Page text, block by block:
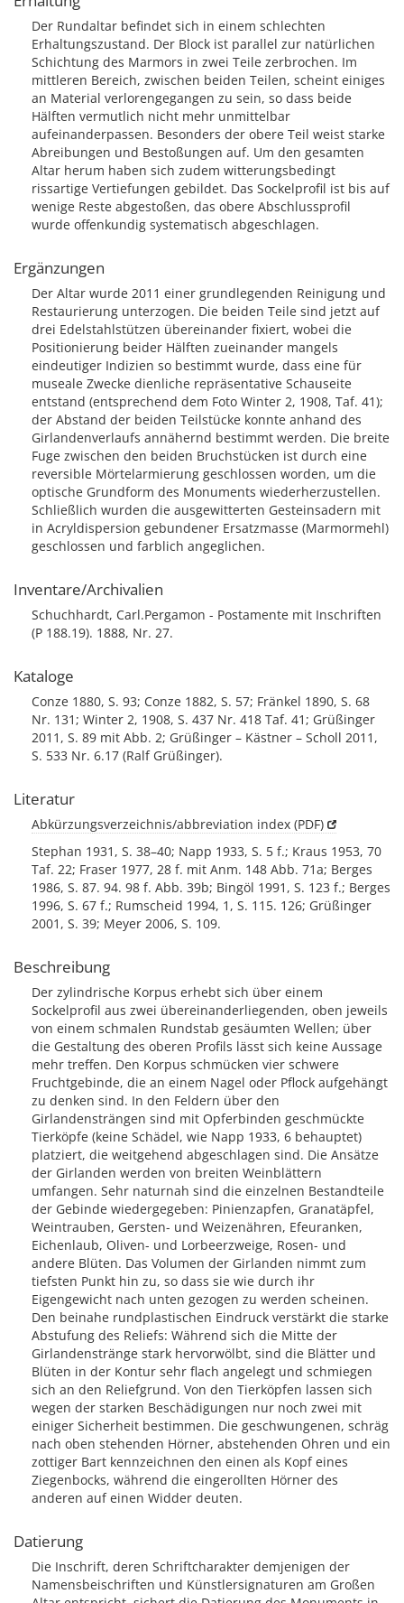
Der Rundaltar befindet sich in einem schlechten
Erhaltungszustand. Der Block ist parallel zur natürlichen
Schichtung des Marmors in zwei Teile zerbrochen. Im
mittleren Bereich, zwischen beiden Teilen, scheint einiges
an Material verlorengegangen zu sein, so dass beide
Hälften vermutlich nicht mehr unmittelbar
aufeinanderpassen. Besonders der obere Teil weist starke
Abreibungen und Bestoßungen auf. Um den gesamten
Altar herum haben sich zudem witterungsbedingt
rissartige Vertiefungen gebildet. Das Sockelprofil ist bis auf
wenige Reste abgestoßen, das obere Abschlussprofil
wurde offenkundig systematisch abgeschlagen.
Ergänzungen
Der Altar wurde 2011 einer grundlegenden Reinigung und
Restaurierung unterzogen. Die beiden Teile sind jetzt auf
drei Edelstahlstützen übereinander fixiert, wobei die
Positionierung beider Hälften zueinander mangels
eindeutiger Indizien so bestimmt wurde, dass eine für
museale Zwecke dienliche repräsentative Schauseite
entstand (entsprechend dem Foto Winter 2, 1908, Taf. 41);
der Abstand der beiden Teilstücke konnte anhand des
Girlandenverlaufs annähernd bestimmt werden. Die breite
Fuge zwischen den beiden Bruchstücken ist durch eine
reversible Mörtelarmierung geschlossen worden, um die
optische Grundform des Monuments wiederherzustellen.
Schließlich wurden die ausgewitterten Gesteinsadern mit
in Acryldispersion gebundener Ersatzmasse (Marmormehl)
geschlossen und farblich angeglichen.
Inventare/Archivalien
Schuchhardt, Carl.Pergamon - Postamente mit Inschriften
(P 188.19). 1888, Nr. 27.
Kataloge
Conze 1880, S. 93; Conze 1882, S. 57; Fränkel 1890, S. 68
Nr. 131; Winter 2, 1908, S. 437 Nr. 418 Taf. 41; Grüßinger
2011, S. 89 mit Abb. 2; Grüßinger – Kästner – Scholl 2011,
S. 533 Nr. 6.17 (Ralf Grüßinger).
Literatur
Abkürzungsverzeichnis/abbreviation index (PDF)
Stephan 1931, S. 38–40; Napp 1933, S. 5 f.; Kraus 1953, 70
Taf. 22; Fraser 1977, 28 f. mit Anm. 148 Abb. 71a; Berges
1986, S. 87. 94. 98 f. Abb. 39b; Bingöl 1991, S. 123 f.; Berges
1996, S. 67 f.; Rumscheid 1994, 1, S. 115. 126; Grüßinger
2001, S. 39; Meyer 2006, S. 109.
Beschreibung
Der zylindrische Korpus erhebt sich über einem
Sockelprofil aus zwei übereinanderliegenden, oben jeweils
von einem schmalen Rundstab gesäumten Wellen; über
die Gestaltung des oberen Profils lässt sich keine Aussage
mehr treffen. Den Korpus schmücken vier schwere
Fruchtgebinde, die an einem Nagel oder Pflock aufgehängt
zu denken sind. In den Feldern über den
Girlandensträngen sind mit Opferbinden geschmückte
Tierköpfe (keine Schädel, wie Napp 1933, 6 behauptet)
platziert, die weitgehend abgeschlagen sind. Die Ansätze
der Girlanden werden von breiten Weinblättern
umfangen. Sehr naturnah sind die einzelnen Bestandteile
der Gebinde wiedergegeben: Pinienzapfen, Granatäpfel,
Weintrauben, Gersten- und Weizenähren, Efeuranken,
Eichenlaub, Oliven- und Lorbeerzweige, Rosen- und
andere Blüten. Das Volumen der Girlanden nimmt zum
tiefsten Punkt hin zu, so dass sie wie durch ihr
Eigengewicht nach unten gezogen zu werden scheinen.
Den beinahe rundplastischen Eindruck verstärkt die starke
Abstufung des Reliefs: Während sich die Mitte der
Girlandenstränge stark hervorwölbt, sind die Blätter und
Blüten in der Kontur sehr flach angelegt und schmiegen
sich an den Reliefgrund. Von den Tierköpfen lassen sich
wegen der starken Beschädigungen nur noch zwei mit
einiger Sicherheit bestimmen. Die geschwungenen, schräg
nach oben stehenden Hörner, abstehenden Ohren und ein
zottiger Bart kennzeichnen den einen als Kopf eines
Ziegenbocks, während die eingerollten Hörner des
anderen auf einen Widder deuten.
Datierung
Die Inschrift, deren Schriftcharakter demjenigen der
Namensbeischriften und Künstlersignaturen am Großen